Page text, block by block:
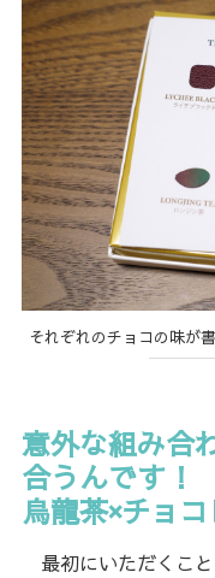
それぞれのチョコの味が
意外な組み合
合うんです！
烏龍茶×チョ
最初にいただくこ